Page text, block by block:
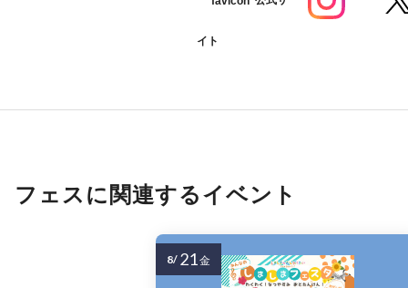
イト
フェスに関連するイベント
8/ 21金